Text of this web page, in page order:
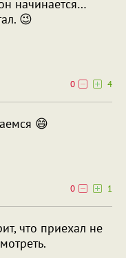
начинается…
😉
0
4
😄
0
1
что приехал не